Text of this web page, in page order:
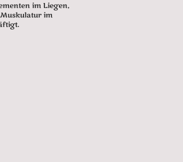
im Liegen,
Muskulatur im